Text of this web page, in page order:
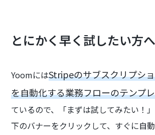
とにかく早く試したい方へ
YoomにはStripeのサブスクリプシ
を自動化する業務フローのテンプ
ているので、「まずは試してみたい！
下のバナーをクリックして、すぐに自